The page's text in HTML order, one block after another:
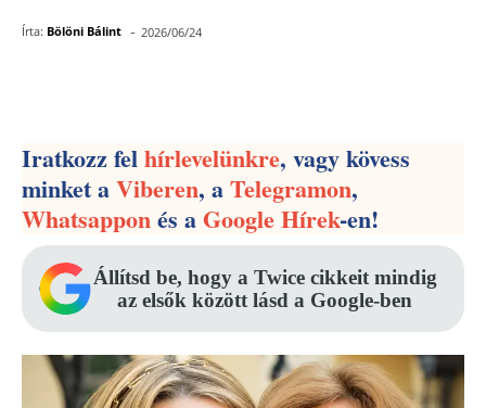
Írta: Bölöni Bálint - 2026/06/24
Iratkozz felhírlevelünkre, vagy kövess
minket aViberen, aTelegramon,
Whatsapponés aGoogle Hírek-en!
Állítsd be, hogy a Twice cikkeit mindig
az elsők között lásd a Google-ben